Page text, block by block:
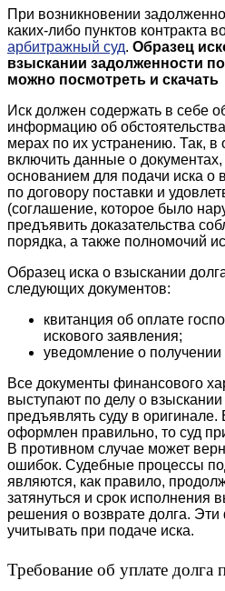
При возникновении
каких-либо пунктов контракта
арбитражный суд. Образец
взыскании задолженности
можно посмотреть и скачать
Иск должен содержать в себе
информацию об
мерах по их устранению. Так, в
включить данные о
основанием для подачи иска о
по договору поставки и
(соглашение, которое было
предъявить доказательства
порядка, а также полномочий
Образец иска о взыскании
следующих документов:
квитанция об оплате
искового заявления;
уведомление о получении
Все документы финансового
выступают по делу о
предъявлять суду в оригинале.
оформлен правильно, то суд
В противном случае может
ошибок. Судебные процессы
являются, как правило,
затянуться и срок исполнения
решения о возврате долга. Эти
учитывать при подаче иска.
Требование об уплате долга